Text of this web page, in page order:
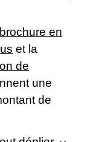
brochure en
et la
de
une
de